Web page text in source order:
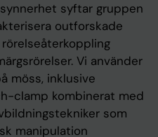
syftar gruppen
outforskade
Vi använder
möss, inklusive
clamp kombinerat med
som
manipulation